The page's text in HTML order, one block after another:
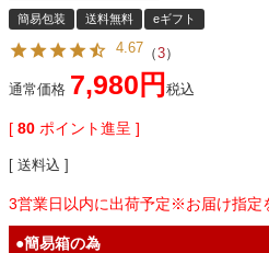
簡易包装 送料無料 eギフト
4.67 （3）
通常価格 7,980 税込
[ 80 ポイント進呈 ]
送料込
3営業日以内に出荷予定※お届け指定
●簡易箱の為